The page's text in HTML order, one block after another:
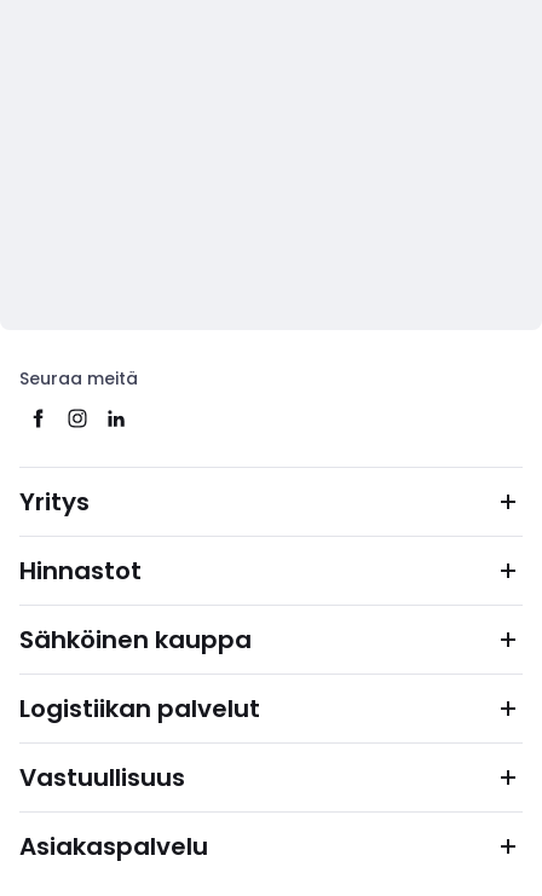
Seuraa meitä
Yritys
Hinnastot
Sähköinen kauppa
Logistiikan palvelut
Vastuullisuus
Asiakaspalvelu